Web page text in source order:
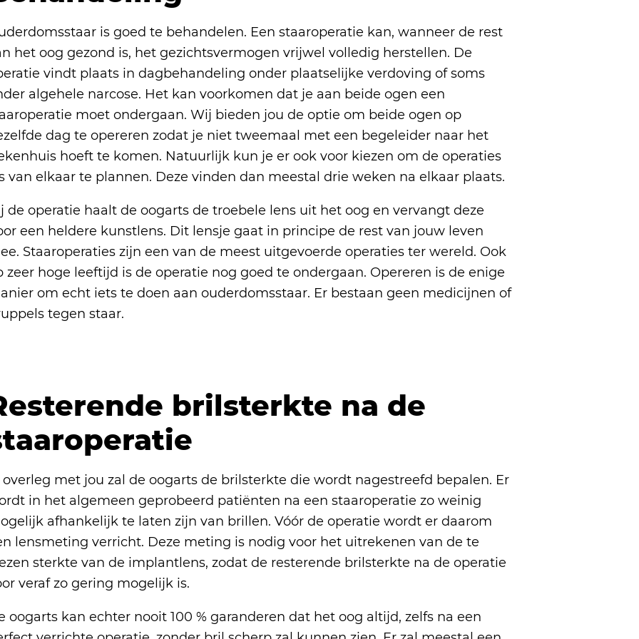
is goed te behandelen. Een staaroperatie kan, wanneer de rest
het oog gezond is, het gezichtsvermogen vrijwel volledig herstellen. De
vindt plaats in dagbehandeling onder plaatselijke verdoving of soms
algehele narcose. Het kan voorkomen dat je aan beide ogen een
moet ondergaan. Wij bieden jou de optie om beide ogen op
dag te opereren zodat je niet tweemaal met een begeleider naar het
hoeft te komen. Natuurlijk kun je er ook voor kiezen om de operaties
van elkaar te plannen. Deze vinden dan meestal drie weken na elkaar plaats.
de operatie haalt de oogarts de troebele lens uit het oog en vervangt deze
een heldere kunstlens. Dit lensje gaat in principe de rest van jouw leven
Staaroperaties zijn een van de meest uitgevoerde operaties ter wereld. Ook
zeer hoge leeftijd is de operatie nog goed te ondergaan. Opereren is de enige
om echt iets te doen aan ouderdomsstaar. Er bestaan geen medicijnen of
tegen staar.
brilsterkte na de
overleg met jou zal de oogarts de brilsterkte die wordt nagestreefd bepalen. Er
in het algemeen geprobeerd patiënten na een staaroperatie zo weinig
afhankelijk te laten zijn van brillen. Vóór de operatie wordt er daarom
lensmeting verricht. Deze meting is nodig voor het uitrekenen van de te
sterkte van de implantlens, zodat de resterende brilsterkte na de operatie
veraf zo gering mogelijk is.
oogarts kan echter nooit 100 % garanderen dat het oog altijd, zelfs na een